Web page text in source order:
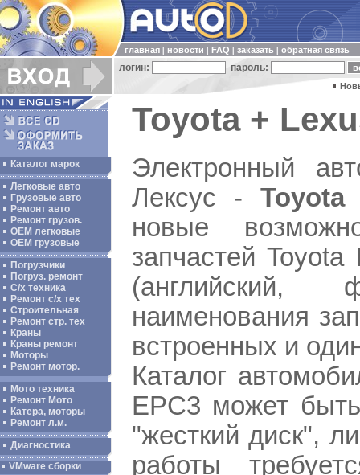
главная новости FAQ заказать обратная связь
логин: пароль:
Каталог марок
Легковые авто
Грузовые авто
Ремонт авто
Ремонт грузов.
ОЕМ легковые
OEM грузовые
Погрузчики
Погруз. ремонт
С/х техника
Ремонт с/х тех
Строительная
Ремонт стр. тех
Краны
Краны ремонт
Моторы
Ремонт мотор.
Мото техника
Ремонт Мото
Катера, моторы
Ремонт л.м.
Диагностика
VMware сборки
Toyota +
Электронный
Лексус -Toyota
новые
запчастей
(английский,
наименования
встроенных и
Каталог
EPC3 может
"жесткий диск",
работы